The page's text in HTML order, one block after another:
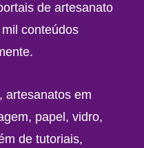
de artesanato
conteúdos
artesanatos em
papel, vidro,
de tutoriais,